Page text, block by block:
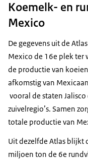
Koemelk- en
Mexico
De gegevens uit de
Mexico de 16e plek ter
de productie van
afkomstig van
vooral de staten
zuivelregio’s. Samen
totale productie van
Uit dezelfde Atlas blijkt
miljoen ton de 6e